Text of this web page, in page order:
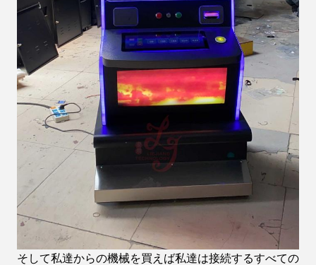
そして私達からの機械を買えば私達は接続するすべての